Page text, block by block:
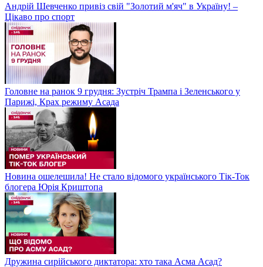
Андрій Шевченко привіз свій "Золотий м'яч" в Україну! –
Цікаво про спорт
Головне на ранок 9 грудня: Зустріч Трампа і Зеленського у
Парижі, Крах режиму Асада
Новина ошелешила! Не стало відомого українського Тік-Ток
блогера Юрія Криштопа
Дружина сирійського диктатора: хто така Асма Асад?